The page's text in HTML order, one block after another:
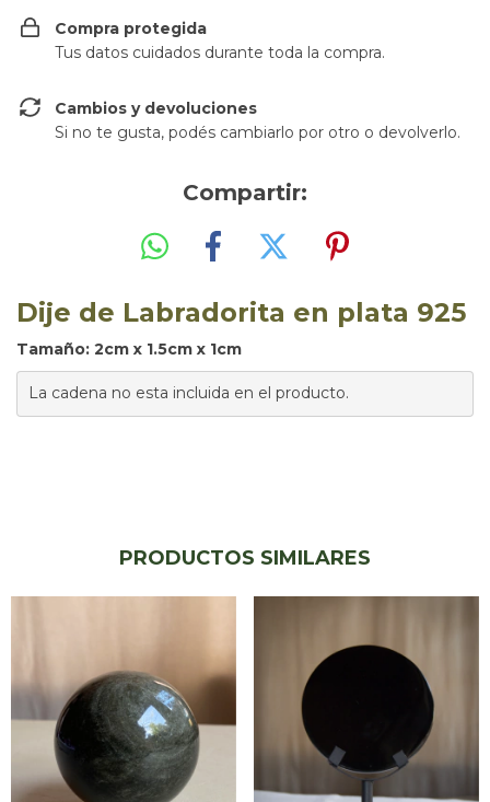
Compra protegida
Tus datos cuidados durante toda la compra.
Cambios y devoluciones
Si no te gusta, podés cambiarlo por otro o devolverlo.
Compartir:
Dije de Labradorita en plata 925
Tamaño: 2cm x 1.5cm x 1cm
La cadena no esta incluida en el producto.
PRODUCTOS SIMILARES